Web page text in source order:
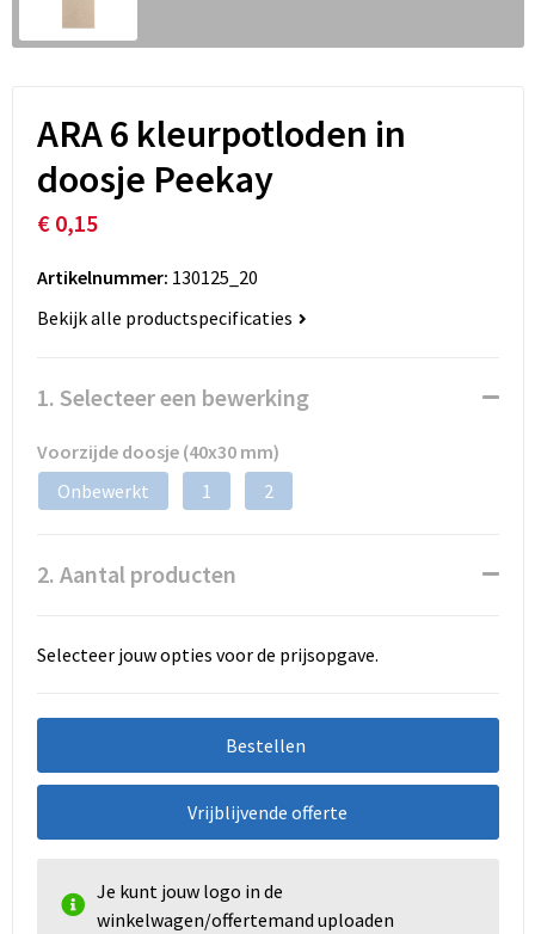
ARA 6 kleurpotloden in
doosje Peekay
€ 0,15
Artikelnummer: 130125_20
Bekijk alle productspecificaties
1. Selecteer een bewerking
Voorzijde doosje (40x30 mm)
Onbewerkt
1 2
2. Aantal producten
Selecteer jouw opties voor de prijsopgave.
Bestellen
Vrijblijvende offerte
Je kunt jouw logo in de
winkelwagen/offertemand uploaden